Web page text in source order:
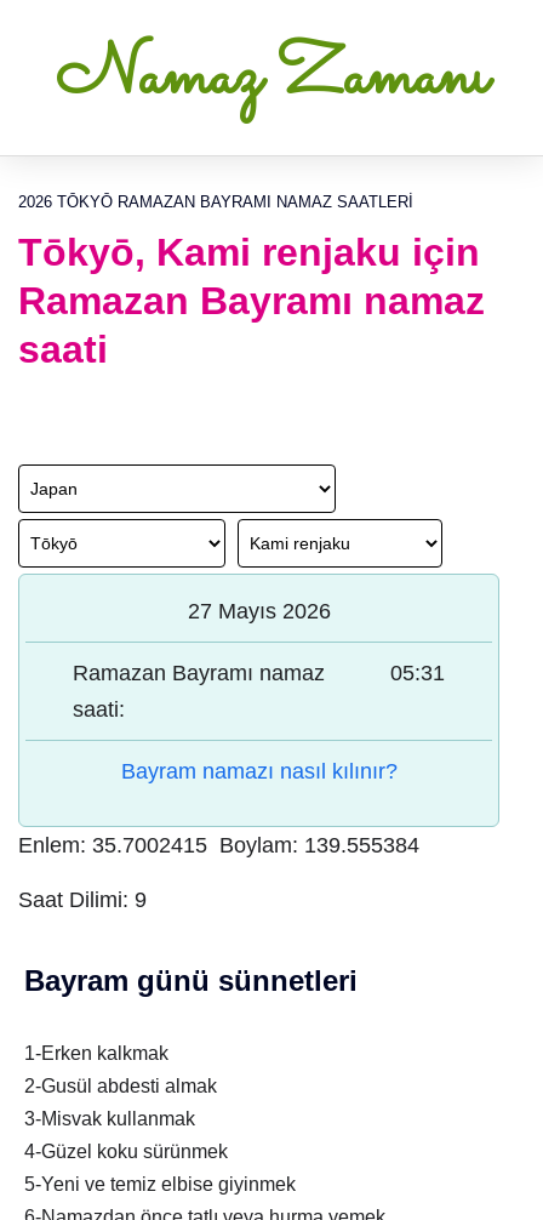
Namaz Zamanı
2026 TŌKYŌ RAMAZAN BAYRAMI NAMAZ SAATLERI
Tōkyō, Kami renjaku için
Ramazan Bayramı namaz
saati
27 Mayıs 2026
Ramazan Bayramı namaz
saati:
05:31
Bayram namazı nasıl kılınır?
Enlem: 35.7002415 Boylam: 139.555384
Saat Dilimi: 9
Bayram günü sünnetleri
1-Erken kalkmak
2-Gusül abdesti almak
3-Misvak kullanmak
4-Güzel koku sürünmek
5-Yeni ve temiz elbise giyinmek